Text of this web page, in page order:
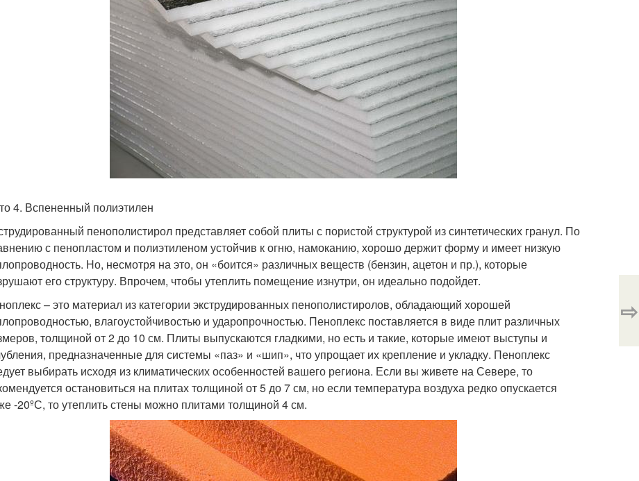
4. Вспененный полиэтилен
пенополистирол представляет собой плиты с пористой структурой из синтетических гранул. По
с пенопластом и полиэтиленом устойчив к огню, намоканию, хорошо держит форму и имеет низкую
Но, несмотря на это, он «боится» различных веществ (бензин, ацетон и пр.), которые
его структуру. Впрочем, чтобы утеплить помещение изнутри, он идеально подойдет.
– это материал из категории экструдированных пенополистиролов, обладающий хорошей
влагоустойчивостью и ударопрочностью. Пеноплекс поставляется в виде плит различных
толщиной от 2 до 10 см. Плиты выпускаются гладкими, но есть и такие, которые имеют выступы и
предназначенные для системы «паз» и «шип», что упрощает их крепление и укладку. Пеноплекс
выбирать исходя из климатических особенностей вашего региона. Если вы живете на Севере, то
остановиться на плитах толщиной от 5 до 7 см, но если температура воздуха редко опускается
-20ºС, то утеплить стены можно плитами толщиной 4 см.
⇨